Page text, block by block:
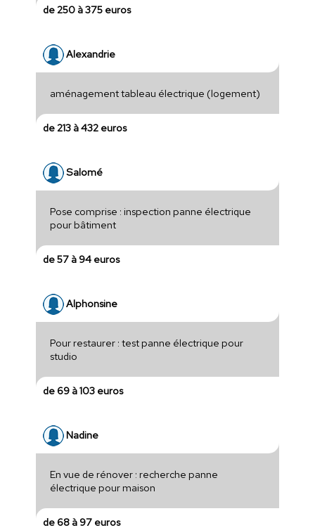
de 250 à 375 euros
Alexandrie
aménagement tableau électrique (logement)
de 213 à 432 euros
Salomé
Pose comprise : inspection panne électrique
pour bâtiment
de 57 à 94 euros
Alphonsine
Pour restaurer : test panne électrique pour
studio
de 69 à 103 euros
Nadine
En vue de rénover : recherche panne
électrique pour maison
de 68 à 97 euros